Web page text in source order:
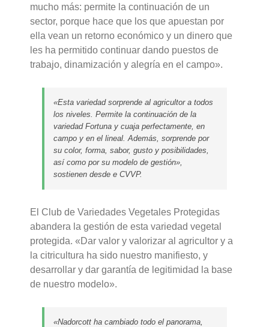
mucho más: permite la continuación de un
sector, porque hace que los que apuestan por
ella vean un retorno económico y un dinero que
les ha permitido continuar dando puestos de
trabajo, dinamización y alegría en el campo».
«Esta variedad sorprende al agricultor a todos
los niveles. Permite la continuación de la
variedad Fortuna y cuaja perfectamente, en
campo y en el lineal. Además, sorprende por
su color, forma, sabor, gusto y posibilidades,
así como por su modelo de gestión»,
sostienen desde e CVVP.
El Club de Variedades Vegetales Protegidas
abandera la gestión de esta variedad vegetal
protegida. «Dar valor y valorizar al agricultor y a
la citricultura ha sido nuestro manifiesto, y
desarrollar y dar garantía de legitimidad la base
de nuestro modelo».
«Nadorcott ha cambiado todo el panorama,